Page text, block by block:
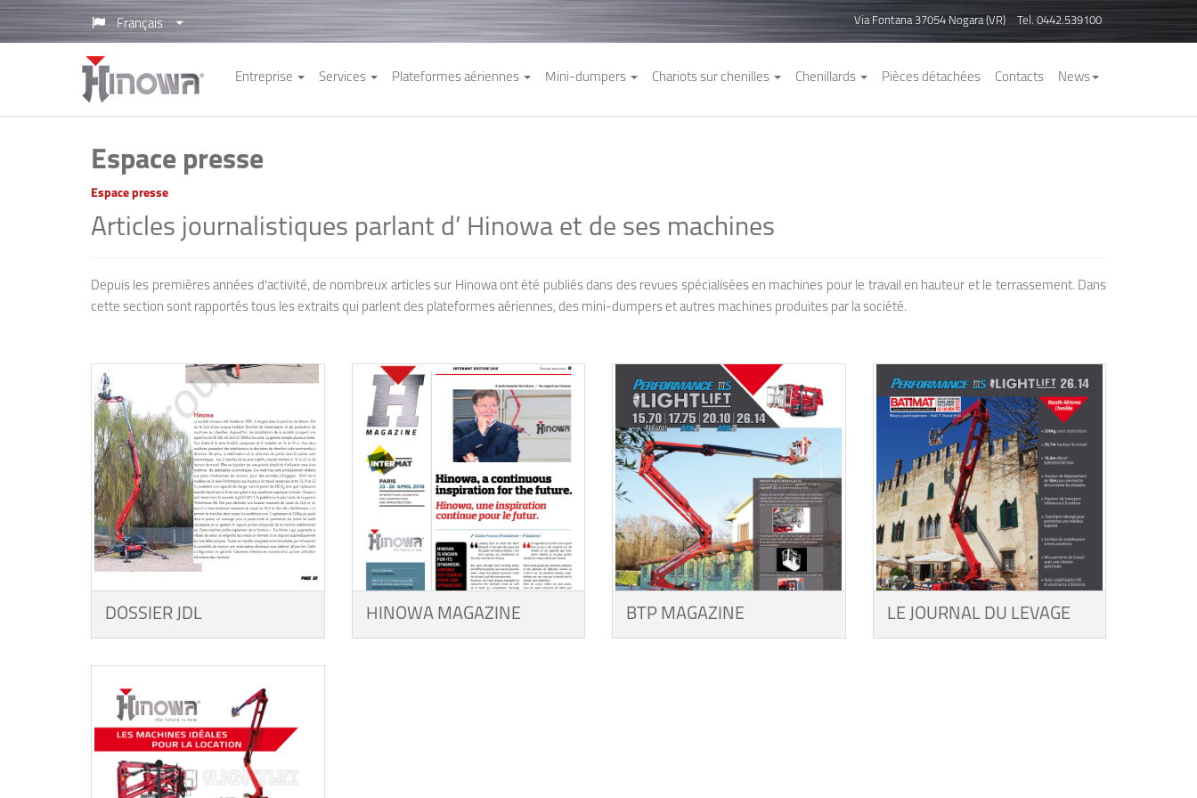
Français Via Fontana 37054 Nogara (VR) Tel. 0442.539100
Entreprise Services Plateformes aériennes Mini-dumpers Chariots sur chenilles Chenillards Pièces détachées Contacts News
Espace presse
Espace presse
Articles journalistiques parlant d’ Hinowa et de ses machines
Depuis les premières années d'activité, de nombreux articles sur Hinowa ont été publiés dans des revues spécialisées en machines pour le travail en hauteur et le terrassement. Dans
cette section sont rapportés tous les extraits qui parlent des plateformes aériennes, des mini-dumpers et autres machines produites par la société.
DOSSIER JDL HINOWA MAGAZINE BTP MAGAZINE LE JOURNAL DU LEVAGE